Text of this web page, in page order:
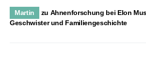
Martin zu Ahnenforschung bei Elon
Geschwister und Familiengeschichte